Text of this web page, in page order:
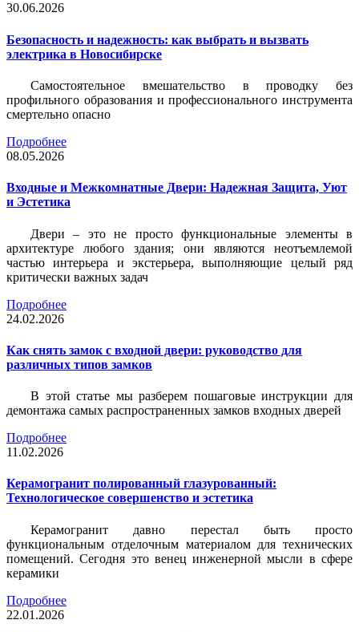
30.06.2026
Безопасность и надежность: как выбрать и вызвать
электрика в Новосибирске
Самостоятельное вмешательство в проводку без
профильного образования и профессионального инструмента
смертельно опасно
Подробнее
08.05.2026
Входные и Межкомнатные Двери: Надежная Защита, Уют
и Эстетика
Двери – это не просто функциональные элементы в
архитектуре любого здания; они являются неотъемлемой
частью интерьера и экстерьера, выполняющие целый ряд
критически важных задач
Подробнее
24.02.2026
Как снять замок с входной двери: руководство для
различных типов замков
В этой статье мы разберем пошаговые инструкции для
демонтажа самых распространенных замков входных дверей
Подробнее
11.02.2026
Керамогранит полированный глазурованный:
Технологическое совершенство и эстетика
Керамогранит давно перестал быть просто
функциональным отделочным материалом для технических
помещений. Сегодня это венец инженерной мысли в сфере
керамики
Подробнее
22.01.2026